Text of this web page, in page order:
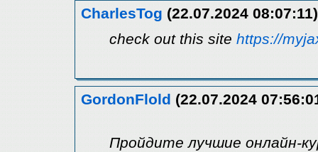
CharlesTog (22.07.2024 08:07:11)
check out this site https://
GordonFlold (22.07.2024
Пройдите лучшие онлайн-